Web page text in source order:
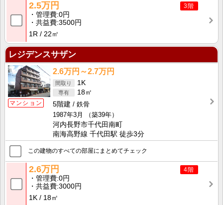
3階
2.5万円
管理費 0円
共益費 3500円
1R
22㎡
レジデンスサザン
マンション
2.6万円～2.7万円
1K
18㎡
5階建
鉄骨
1987年3月
（築39年）
河内長野市千代田南町
南海高野線 千代田駅 徒歩3分
この建物のすべての部屋にまとめてチェック
4階
2.6万円
管理費 0円
共益費 3000円
1K
18㎡